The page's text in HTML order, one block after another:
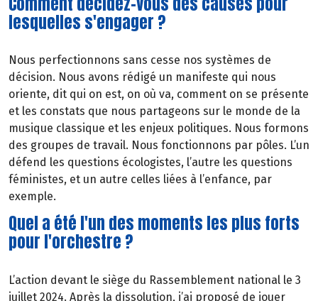
lesquelles s'engager ?
Nous perfectionnons sans cesse nos systèmes de
décision. Nous avons rédigé un manifeste qui nous
oriente, dit qui on est, on où va, comment on se présente
et les constats que nous partageons sur le monde de la
musique classique et les enjeux politiques. Nous formons
des groupes de travail. Nous fonctionnons par pôles. L’un
défend les questions écologistes, l’autre les questions
féministes, et un autre celles liées à l’enfance, par
exemple.
Quel a été l'un des moments les plus forts
pour l'orchestre ?
L’action devant le siège du Rassemblement national le 3
juillet 2024. Après la dissolution, j’ai proposé de jouer